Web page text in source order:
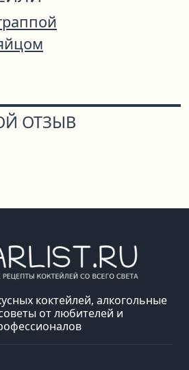
ОТЗЫВ
коктейлей, алкогольные
от любителей и